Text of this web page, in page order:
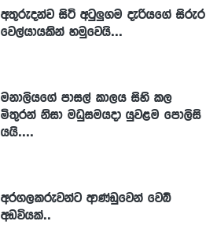
අතුරුදන්ව සිටි අටුලුගම දැරියගේ සිරුර
වෙල්යායකින් හමුවෙයි...
මනාලියගේ පාසල් කාලය සිහි කල
මිතුරන් නිසා මධුසමයදා යුවළම පොලිසි
යයි....
අරගලකරුවන්ට ආණ්ඩුවෙන් වෙබ්
අඩවියක්..